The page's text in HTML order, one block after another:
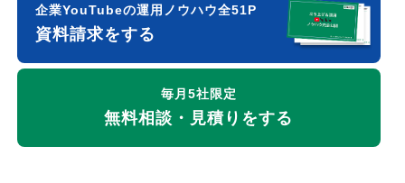
企業YouTubeの運用ノウハウ全51P
資料請求をする
毎月5社限定
無料相談・見積りをする